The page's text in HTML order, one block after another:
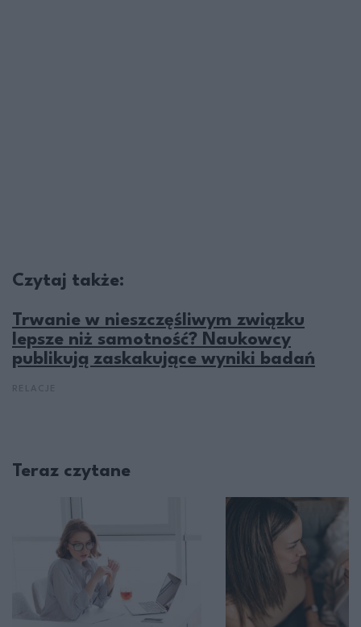
Czytaj także:
Trwanie w nieszczęśliwym związku
lepsze niż samotność? Naukowcy
publikują zaskakujące wyniki badań
Teraz czytane